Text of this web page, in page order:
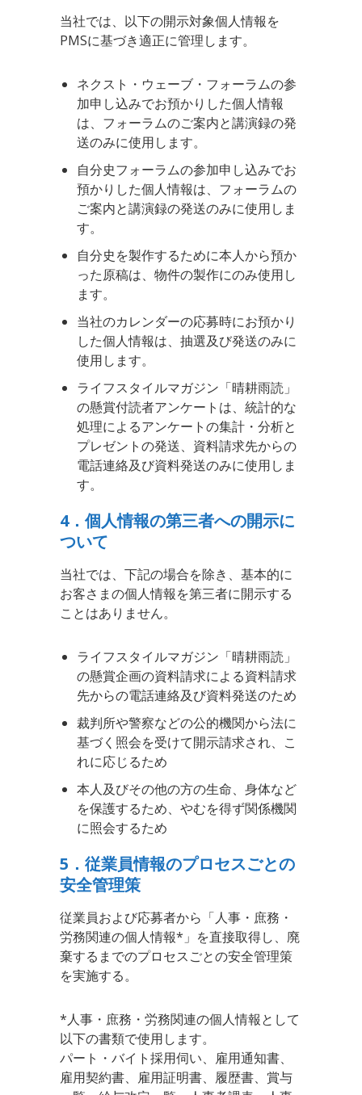
当社では、以下の開示対象個人情報を
PMSに基づき適正に管理します。
ネクスト・ウェーブ・フォーラムの参
加申し込みでお預かりした個人情報
は、フォーラムのご案内と講演録の発
送のみに使用します。
自分史フォーラムの参加申し込みでお
預かりした個人情報は、フォーラムの
ご案内と講演録の発送のみに使用しま
す。
自分史を製作するために本人から預か
った原稿は、物件の製作にのみ使用し
ます。
当社のカレンダーの応募時にお預かり
した個人情報は、抽選及び発送のみに
使用します。
ライフスタイルマガジン「晴耕雨読」
の懸賞付読者アンケートは、統計的な
処理によるアンケートの集計・分析と
プレゼントの発送、資料請求先からの
電話連絡及び資料発送のみに使用しま
す。
4．個人情報の第三者への開示に
ついて
当社では、下記の場合を除き、基本的に
お客さまの個人情報を第三者に開示する
ことはありません。
ライフスタイルマガジン「晴耕雨読」
の懸賞企画の資料請求による資料請求
先からの電話連絡及び資料発送のため
裁判所や警察などの公的機関から法に
基づく照会を受けて開示請求され、こ
れに応じるため
本人及びその他の方の生命、身体など
を保護するため、やむを得ず関係機関
に照会するため
5．従業員情報のプロセスごとの
安全管理策
従業員および応募者から「人事・庶務・
労務関連の個人情報*」を直接取得し、廃
棄するまでのプロセスごとの安全管理策
を実施する。
*人事・庶務・労務関連の個人情報として
以下の書類で使用します。
パート・バイト採用伺い、雇用通知書、
雇用契約書、雇用証明書、履歴書、賞与